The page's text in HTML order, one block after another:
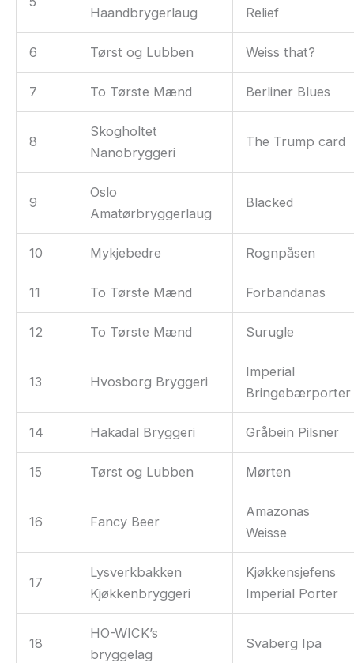
Haandbrygerlaug Relief
6 Tørst og Lubben Weiss that?
7 To Tørste Mænd Berliner Blues
8
Skogholtet
Nanobryggeri
The Trump card
9
Oslo
Amatørbryggerlaug
Blacked
10 Mykjebedre Rognpåsen
11 To Tørste Mænd Forbandanas
12 To Tørste Mænd Surugle
13 Hvosborg Bryggeri
Imperial
Bringebærporter
14 Hakadal Bryggeri Gråbein Pilsner
15 Tørst og Lubben Mørten
16 Fancy Beer
Amazonas
Weisse
17
Lysverkbakken
Kjøkkenbryggeri
Kjøkkensjefens
Imperial Porter
18
HO-WICK’s
bryggelag
Svaberg Ipa